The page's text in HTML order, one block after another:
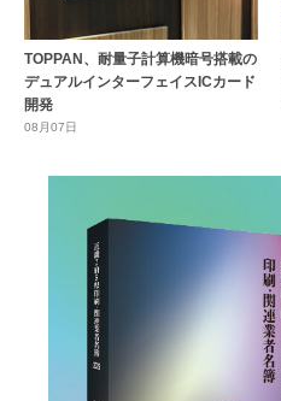
TOPPAN、耐量子計算機暗号搭載の
デュアルインターフェイスICカード
開発
08月07日